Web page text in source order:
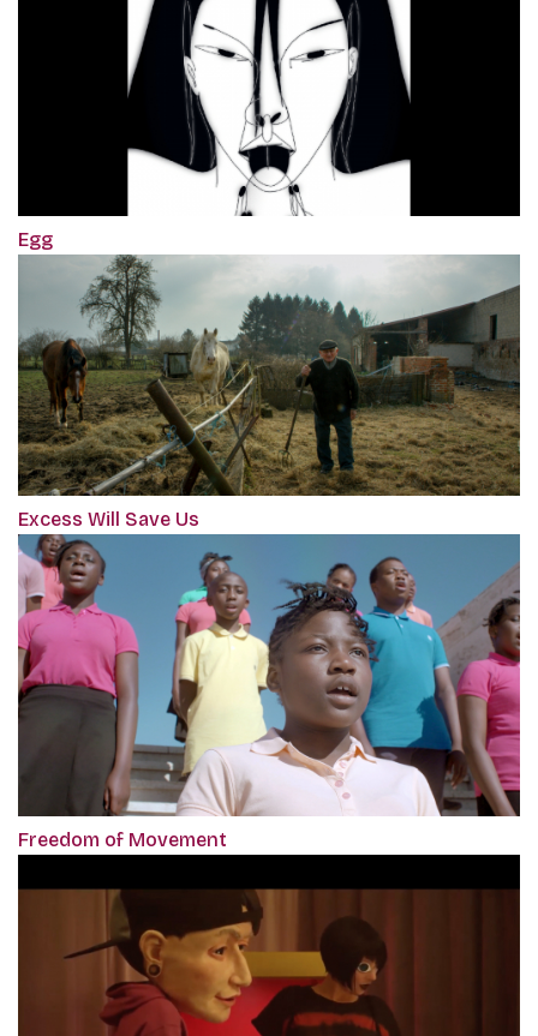
Egg
Excess Will Save Us
Freedom of Movement